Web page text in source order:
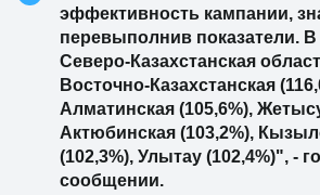
эффективность кампании,
перевыполнив показатели. В
Северо-Казахстанская
Восточно-Казахстанская
Алматинская (105,6%),
Актюбинская (103,2%),
(102,3%), Улытау (102,4%)", -
сообщении.